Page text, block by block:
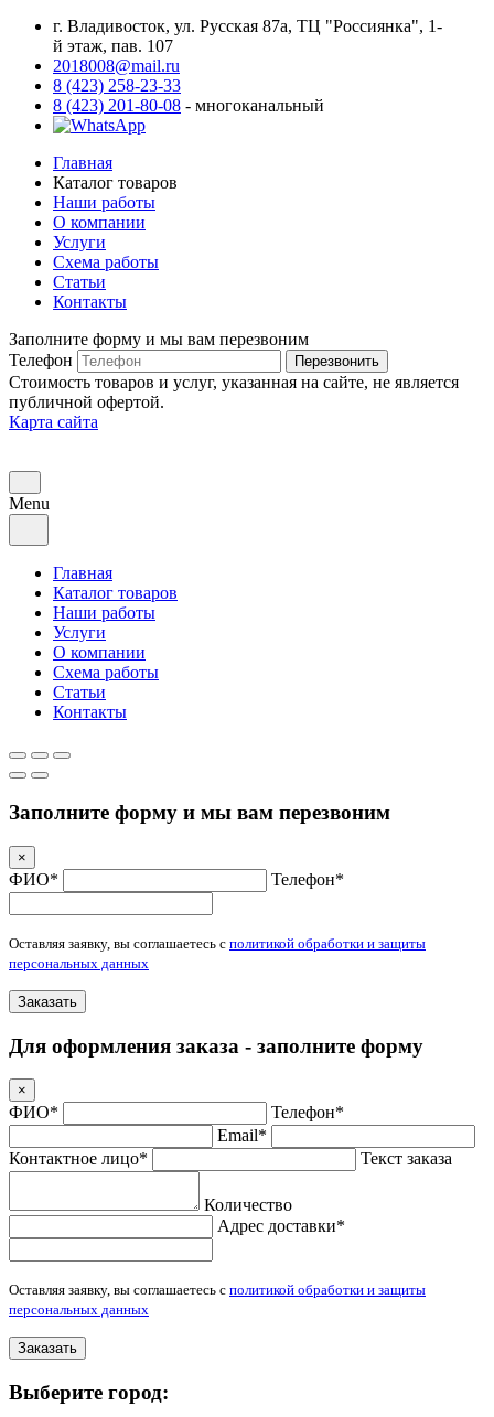
г. Владивосток, ул. Русская 87а, ТЦ "Россиянка", 1-
й этаж, пав. 107
2018008@mail.ru
8 (423) 258-23-33
8 (423) 201-80-08 - многоканальный
Главная
Каталог товаров
Наши работы
О компании
Услуги
Схема работы
Статьи
Контакты
Заполните форму и мы вам перезвоним
Телефон
Перезвонить
Стоимость товаров и услуг, указанная на сайте, не является
публичной офертой.
Карта сайта
Menu
Главная
Каталог товаров
Наши работы
Услуги
О компании
Схема работы
Статьи
Контакты
Заполните форму и мы вам перезвоним
×
ФИО* Телефон*
Оставляя заявку, вы соглашаетесь с политикой обработки и защиты
персональных данных
Заказать
Для оформления заказа - заполните форму
×
ФИО*
Телефон*
Email*
Контактное лицо*
Текст заказа
Количество
Адрес доставки*
Оставляя заявку, вы соглашаетесь с политикой обработки и защиты
персональных данных
Заказать
Выберите город: